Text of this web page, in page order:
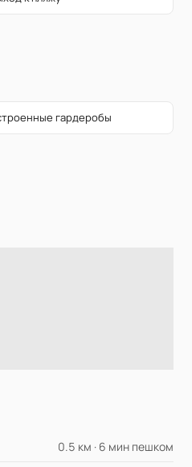
гардеробы
0.5 км · 6 мин пешком